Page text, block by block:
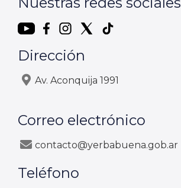
Dirección
Av. Aconquija 1991
Correo electrónico
contacto@yerbabuena.gob.ar
Teléfono